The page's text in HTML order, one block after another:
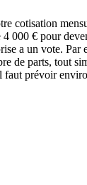
cotisation
000 € pour
a un vote. Par
de parts, tout
faut prévoir